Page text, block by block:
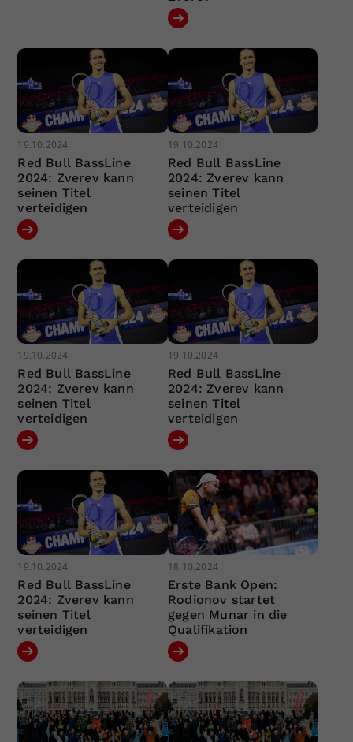
19.10.2024
Red Bull BassLine
2024: Zverev kann
seinen Titel
verteidigen
19.10.2024
Red Bull BassLine
2024: Zverev kann
seinen Titel
verteidigen
19.10.2024
Red Bull BassLine
2024: Zverev kann
seinen Titel
verteidigen
19.10.2024
Red Bull BassLine
2024: Zverev kann
seinen Titel
verteidigen
19.10.2024
Red Bull BassLine
2024: Zverev kann
seinen Titel
verteidigen
18.10.2024
Erste Bank Open:
Rodionov startet
gegen Munar in die
Qualifikation